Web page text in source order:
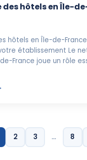
hôtels en Île-
hôtels en Île-de-France
établissement Le
France joue un rôle
2 3 … 8